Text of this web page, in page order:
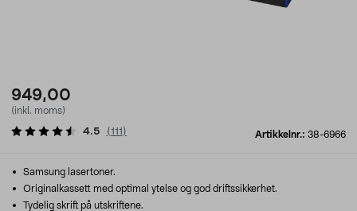
949,00
(inkl. moms)
Artikkelnr.: 38-6966
4.5 (111 )
Samsung lasertoner.
Originalkassett med optimal ytelse og god driftssikkerhet.
Tydelig skrift på utskriftene.